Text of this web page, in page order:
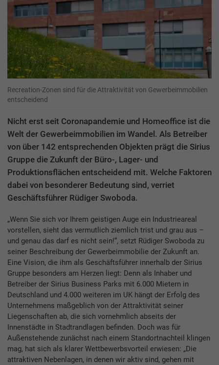
Recreation-Zonen sind für die Attraktivität von Gewerbeimmobilien
entscheidend
Nicht erst seit Coronapandemie und Homeoffice ist die
Welt der Gewerbeimmobilien im Wandel. Als Betreiber
von über 142 entsprechenden Objekten prägt die Sirius
Gruppe die Zukunft der Büro-, Lager- und
Produktionsflächen entscheidend mit. Welche Faktoren
dabei von besonderer Bedeutung sind, verriet
Geschäftsführer Rüdiger Swoboda.
„Wenn Sie sich vor Ihrem geistigen Auge ein Industrieareal
vorstellen, sieht das vermutlich ziemlich trist und grau aus –
und genau das darf es nicht sein!“, setzt Rüdiger Swoboda zu
seiner Beschreibung der Gewerbeimmobilie der Zukunft an.
Eine Vision, die ihm als Geschäftsführer innerhalb der Sirius
Gruppe besonders am Herzen liegt: Denn als Inhaber und
Betreiber der Sirius Business Parks mit 6.000 Mietern in
Deutschland und 4.000 weiteren im UK hängt der Erfolg des
Unternehmens maßgeblich von der Attraktivität seiner
Liegenschaften ab, die sich vornehmlich abseits der
Innenstädte in Stadtrandlagen befinden. Doch was für
Außenstehende zunächst nach einem Standortnachteil klingen
mag, hat sich als klarer Wettbewerbsvorteil erwiesen: „Die
attraktiven Nebenlagen, in denen wir aktiv sind, gehen mit